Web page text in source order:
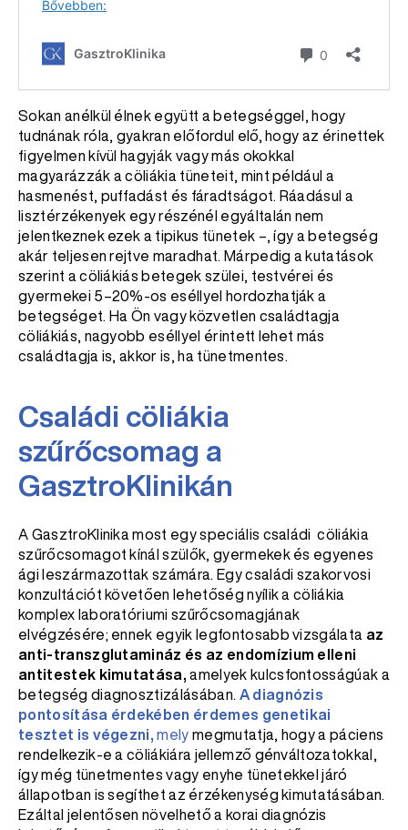
Sokan anélkül élnek együtt a betegséggel, hogy
tudnának róla, gyakran előfordul elő, hogy az érinettek
figyelmen kívül hagyják vagy más okokkal
magyarázzák a cöliákia tüneteit, mint például a
hasmenést, puffadást és fáradtságot. Ráadásul a
lisztérzékenyek egy részénél egyáltalán nem
jelentkeznek ezek a tipikus tünetek –, így a betegség
akár teljesen rejtve maradhat. Márpedig a kutatások
szerint a cöliákiás betegek szülei, testvérei és
gyermekei 5–20%-os eséllyel hordozhatják a
betegséget. Ha Ön vagy közvetlen családtagja
cöliákiás, nagyobb eséllyel érintett lehet más
családtagja is, akkor is, ha tünetmentes.
Családi cöliákia
szűrőcsomag a
GasztroKlinikán
A GasztroKlinika most egy speciális családi cöliákia
szűrőcsomagot kínál szülők, gyermekek és egyenes
ági leszármazottak számára. Egy családi szakorvosi
konzultációt követően lehetőség nyílik a cöliákia
komplex laboratóriumi szűrőcsomagjának
elvégzésére; ennek egyik legfontosabb vizsgálata az
anti-transzglutamináz és az endomízium elleni
antitestek kimutatása, amelyek kulcsfontosságúak a
betegség diagnosztizálásában. A diagnózis
pontosítása érdekében érdemes genetikai
tesztet is végezni,mely megmutatja, hogy a páciens
rendelkezik-e a cöliákiára jellemző génváltozatokkal,
így még tünetmentes vagy enyhe tünetekkel járó
állapotban is segíthet az érzékenység kimutatásában.
Ezáltal jelentősen növelhető a korai diagnózis